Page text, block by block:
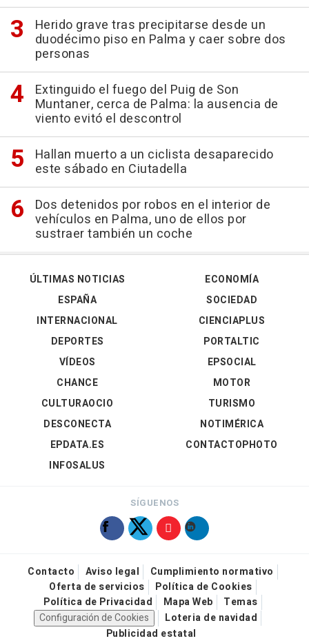
Herido grave tras precipitarse desde un
duodécimo piso en Palma y caer sobre dos
personas
Extinguido el fuego del Puig de Son
Muntaner, cerca de Palma: la ausencia de
viento evitó el descontrol
Hallan muerto a un ciclista desaparecido
este sábado en Ciutadella
Dos detenidos por robos en el interior de
vehículos en Palma, uno de ellos por
sustraer también un coche
ÚLTIMAS NOTICIAS
ESPAÑA
INTERNACIONAL
DEPORTES
VÍDEOS
ECONOMÍA
SOCIEDAD
CIENCIAPLUS
PORTALTIC
EPSOCIAL
CHANCE
CULTURAOCIO
DESCONECTA
EPDATA.ES
INFOSALUS
MOTOR
TURISMO
NOTIMÉRICA
CONTACTOPHOTO
SÍGUENOS
Contacto Aviso legal
Cumplimiento normativo
Oferta de servicios
Política de Cookies
Política de Privacidad
Mapa Web
Temas
Configuración de Cookies
Loteria de navidad
Publicidad estatal